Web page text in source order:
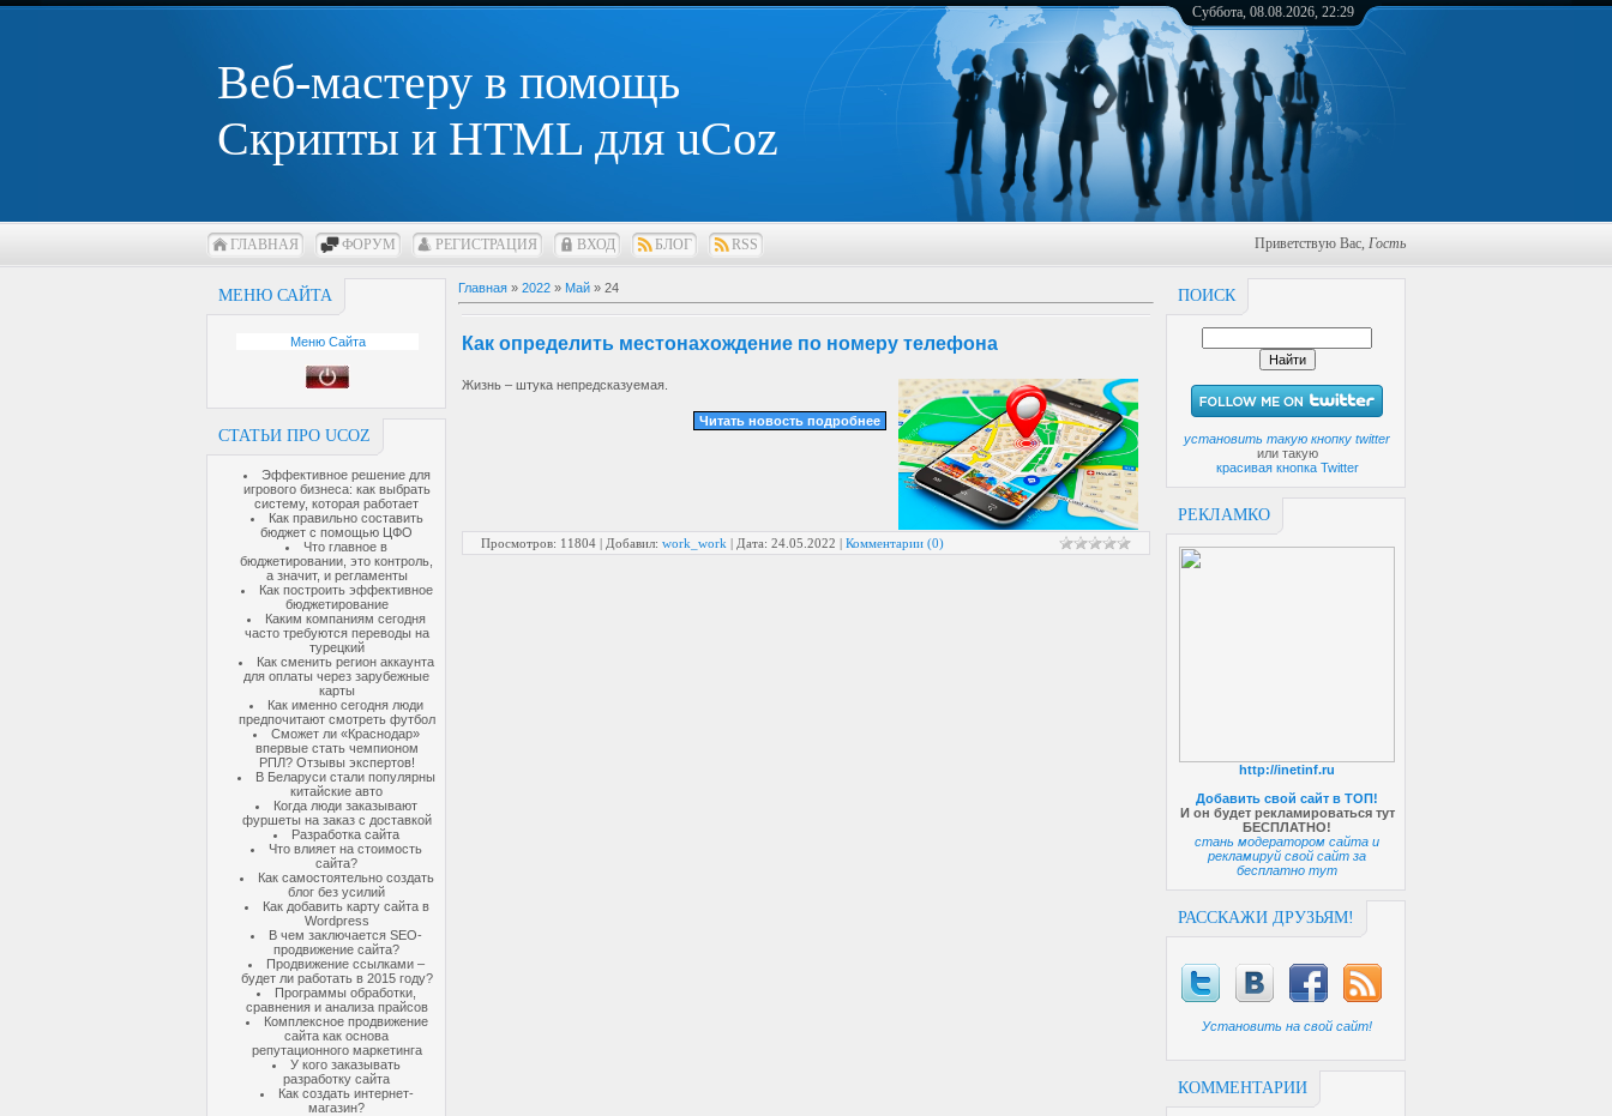
Веб-мастеру в помощь
Скрипты и HTML для uCoz
Суббота, 08.08.2026, 22:29
ГЛАВНАЯ ФОРУМ РЕГИСТРАЦИЯ ВХОД БЛОГ RSS Приветствую Вас, Гость
МЕНЮ САЙТА
Меню Сайта
СТАТЬИ ПРО UCOZ
Эффективное решение для
игрового бизнеса: как выбрать
систему, которая работает
Как правильно составить
бюджет с помощью ЦФО
Что главное в
бюджетировании, это контроль,
а значит, и регламенты
Как построить эффективное
бюджетирование
Каким компаниям сегодня
часто требуются переводы на
турецкий
Как сменить регион аккаунта
для оплаты через зарубежные
карты
Как именно сегодня люди
предпочитают смотреть футбол
Сможет ли «Краснодар»
впервые стать чемпионом
РПЛ? Отзывы экспертов!
В Беларуси стали популярны
китайские авто
Когда люди заказывают
фуршеты на заказ с доставкой
Разработка сайта
Что влияет на стоимость
сайта?
Как самостоятельно создать
блог без усилий
Как добавить карту сайта в
Wordpress
В чем заключается SEO-
продвижение сайта?
Продвижение ссылками –
будет ли работать в 2015 году?
Программы обработки,
сравнения и анализа прайсов
Комплексное продвижение
сайта как основа
репутационного маркетинга
У кого заказывать
разработку сайта
Как создать интернет-
магазин?
ПОИСК
установить такую кнопку twitter
или такую
красивая кнопка Twitter
РЕКЛАМКО
http://inetinf.ru
Добавить свой сайт в ТОП!
И он будет рекламироваться тут
БЕСПЛАТНО!
стань модератором сайта и
рекламируй свой сайт за
бесплатно тут
РАССКАЖИ ДРУЗЬЯМ!
Установить на свой сайт!
КОММЕНТАРИИ
Главная » 2022 » Май » 24
Как определить местонахождение по номеру телефона
Жизнь – штука непредсказуемая.
Читать новость подробнее
Просмотров: 11804 | Добавил: work_work | Дата: 24.05.2022 | Комментарии (0)